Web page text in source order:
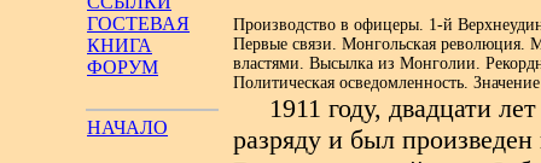
ГОСТЕВАЯ
КНИГА
ФОРУМ
НАЧАЛО
Производство в офицеры. 1-й
Первые связи. Монгольская революция.
властями. Высылка из Монголии.
Политическая осведомленность.
1911 году, двадцати
разряду и был